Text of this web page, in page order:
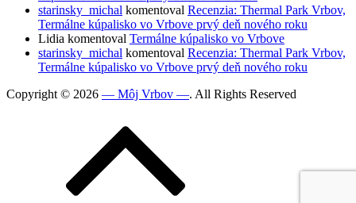
starinsky_michal komentoval Recenzia: Thermal Park Vrbov,
Termálne kúpalisko vo Vrbove prvý deň nového roku
Lidia komentoval Termálne kúpalisko vo Vrbove
starinsky_michal komentoval Recenzia: Thermal Park Vrbov,
Termálne kúpalisko vo Vrbove prvý deň nového roku
Copyright © 2026 — Môj Vrbov —. All Rights Reserved